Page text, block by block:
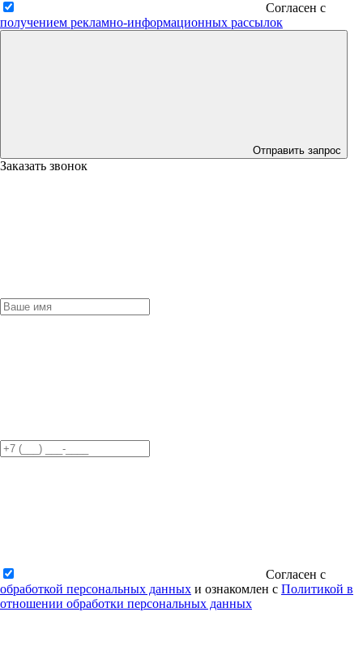
Согласен с
получением рекламно-информационных рассылок
Отправить запрос
Заказать звонок
Согласен с
обработкой персональных данных и ознакомлен с Политикой в
отношении обработки персональных данных